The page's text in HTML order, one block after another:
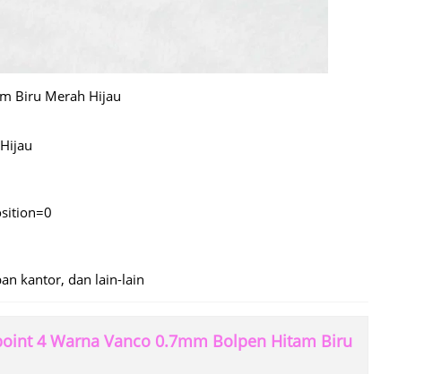
Biru Merah Hijau
kantor, dan lain-lain
4 Warna Vanco 0.7mm Bolpen Hitam Biru